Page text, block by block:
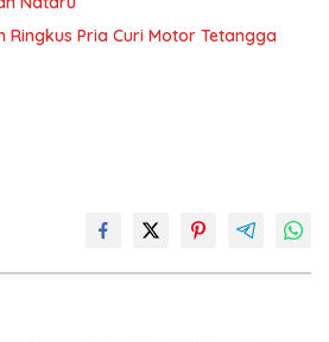
Ringkus Pria Curi Motor Tetangga